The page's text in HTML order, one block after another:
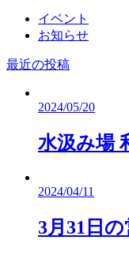
イベント
お知らせ
最近の投稿
2024/05/20
水汲み場
2024/04/11
3月31日